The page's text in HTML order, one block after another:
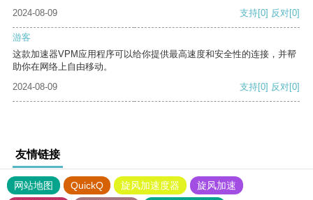
2024-08-09 支持[0] 反对[0]
游客
这款加速器VPM应用程序可以给你提供最高速度和安全性的连接，并帮
助你在网络上自由移动。
2024-08-09
支持[0] 反对[0]
友情链接
网站地图 QuickQ 旋风加速度器
旋风加速